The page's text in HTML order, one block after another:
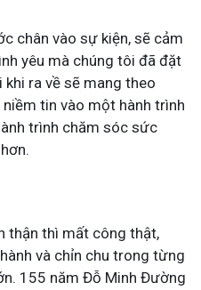
chân vào sự kiện, sẽ cảm
yêu mà chúng tôi đã đặt
ra về sẽ mang theo
niềm tin vào một hành trình
trình chăm sóc sức
thận thì mất công thật,
và chỉn chu trong từng
155 năm Đỗ Minh Đường